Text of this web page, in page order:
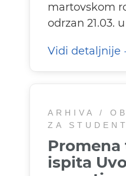
martovskom
odrzan 21.03.
Vidi detaljnije
ARHIVA /
ZA
ispita